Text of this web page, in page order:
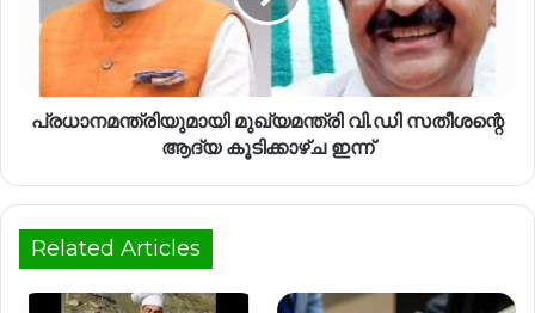
പ്രധാനമന്ത്രിയുമായി മുഖ്യമന്ത്രി വി.ഡി സതീശന്റെ
ആദ്യ കൂടിക്കാഴ്ച ഇന്ന്
Related Articles